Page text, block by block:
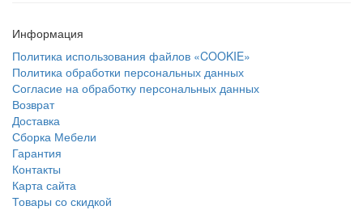
Информация
Политика использования файлов «COOKIE»
Политика обработки персональных данных
Согласие на обработку персональных данных
Возврат
Доставка
Сборка Мебели
Гарантия
Контакты
Карта сайта
Товары со скидкой